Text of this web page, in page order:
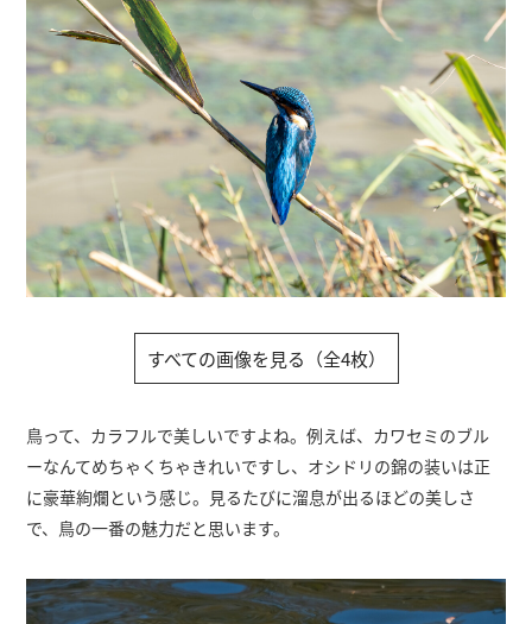
すべての画像を見る（全4枚）
鳥って、カラフルで美しいですよね。例えば、カワセミのブル
ーなんてめちゃくちゃきれいですし、オシドリの錦の装いは正
に豪華絢爛という感じ。見るたびに溜息が出るほどの美しさ
で、鳥の一番の魅力だと思います。